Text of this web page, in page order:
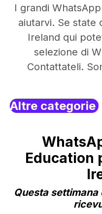
I grandi
aiutarvi. Se state
Ireland qui
selezione di
Contattateli.
Altre categorie
Education
Questa